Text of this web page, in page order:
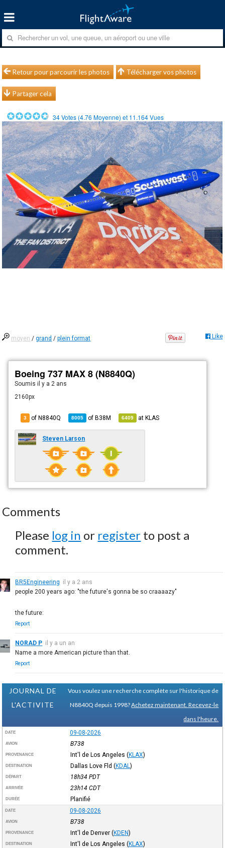
Retour pour parcourir les photos Télécharger vos photos
Partager cela
34Votes (4.76 Moyenne) et 11.164Vues
moyen /grand /plein format Like
Boeing 737 MAX 8 (N8840Q)
Soumisil y a 2 ans
2160px
3 of N8840Q 8005 ofB38M 6409 atKLAS
Steven Larson
Comments
Please log in or register to post a
comment.
BR5Engineering il y a 2 ans
people 200 years ago: "the future's gonna be so craaaazy"
the future:
Report
NORAD P il y a un an
Name a more American picture than that.
Report
JOURNAL DE
L'ACTIVITE
Vous voulez une recherche complète sur l'historique de
N8840Q depuis 1998?Achetez maintenant. Recevez-le
dans l'heure.
DATE 09-08-2026
AVION B738
PROVENANCE Int'l de Los Angeles (KLAX)
DESTINATION Dallas Love Fld (KDAL )
DÉPART 18h34 PDT
ARRIVÉE 23h14 CDT
DURÉE Planifié
DATE 09-08-2026
AVION B738
PROVENANCE Int'l de Denver (KDEN)
DESTINATION Int'l de Los Angeles (KLAX)